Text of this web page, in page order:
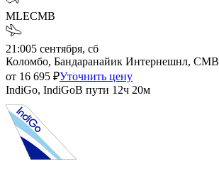
MLECMB
21:005 сентября, сб
Коломбо, Бандаранайик Интернешнл, CMB
от 16 695 ₽Уточнить цену
IndiGo, IndiGoВ пути 12ч 20м